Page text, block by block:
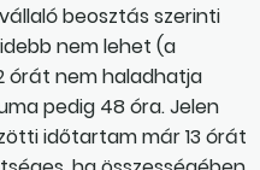
beosztás szerinti
nem lehet (a
órát nem haladhatja
pedig 48 óra. Jelen
időtartam már 13 órát